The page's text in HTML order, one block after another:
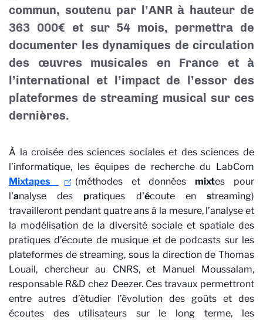
commun, soutenu par l’ANR à hauteur de
363 000€ et sur 54 mois, permettra de
documenter les dynamiques de circulation
des œuvres musicales en France et à
l’international et l’impact de l’essor des
plateformes de streaming musical sur ces
dernières.
À la croisée des sciences sociales et des sciences de
l’informatique, les équipes de recherche du LabCom
Mixtapes
(méthodes et donnéesmixtes pour
l'analyse despratiques d'écoute enstreaming)
travailleront pendant quatre ans à la mesure, l’analyse et
la modélisation de la diversité sociale et spatiale des
pratiques d’écoute de musique et de podcasts sur les
plateformes de streaming, sous la direction de Thomas
Louail, chercheur au CNRS, et Manuel Moussalam,
responsable R&D chez Deezer. Ces travaux permettront
entre autres d’étudier l’évolution des goûts et des
écoutes des utilisateurs sur le long terme, les